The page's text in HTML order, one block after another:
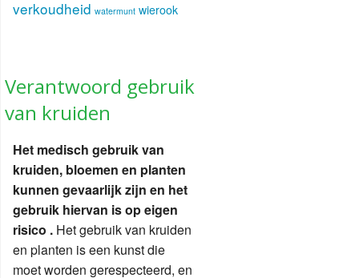
verkoudheid watermunt wierook
Verantwoord gebruik
van kruiden
Het medisch gebruik van
kruiden, bloemen en planten
kunnen gevaarlijk zijn en het
gebruik hiervan is op eigen
risico . Het gebruik van kruiden
en planten is een kunst die
moet worden gerespecteerd, en